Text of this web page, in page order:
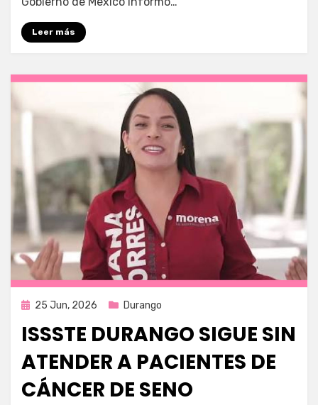
Leer más
Publicada
25 Jun, 2026 Durango
ISSSTE DURANGO SIGUE SIN
ATENDER A PACIENTES DE
CÁNCER DE SENO